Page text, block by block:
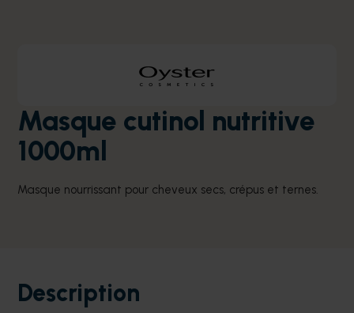
Masque cutinol nutritive
1000ml
Masque nourrissant pour cheveux secs, crépus et ternes.
Description